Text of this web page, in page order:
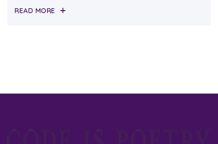
READ MORE